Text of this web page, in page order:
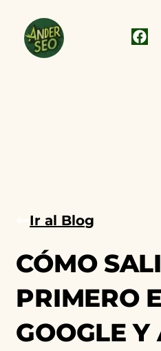
Ir al Blog
agosto 7, 2025 Google
CÓMO
PRIMERO
GOOGLE Y